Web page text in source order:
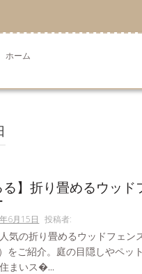
ホーム
る】折り畳めるウッ
6月15日 投稿者:
気の折り畳めるウッドフェン
をご紹介。庭の目隠しやペッ
まいス�...